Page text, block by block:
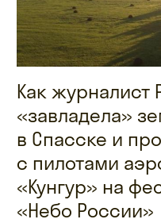
Как журналист
«завладела»
в Спасске и
с пилотами
«Кунгур» на
«Небо России»